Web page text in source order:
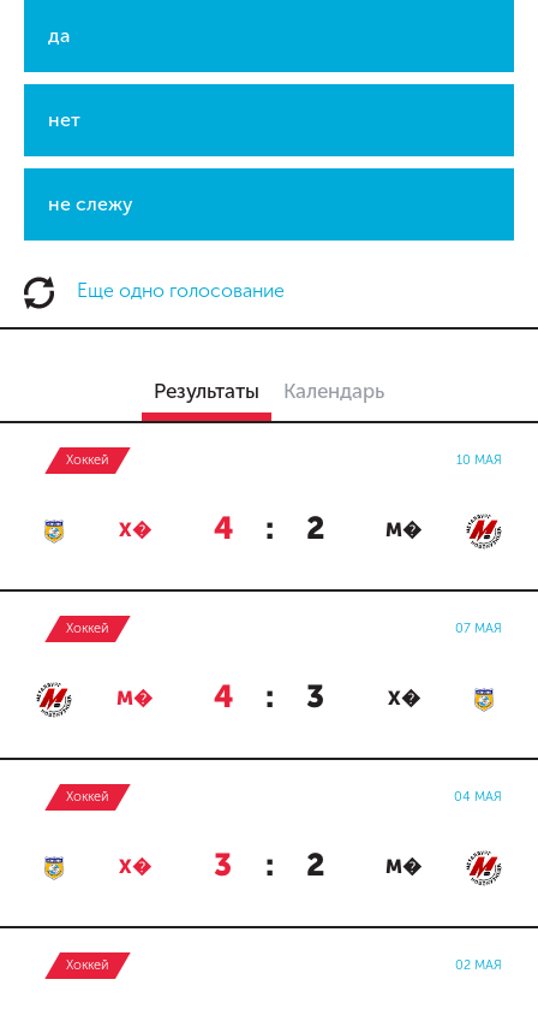
да
нет
не слежу
Еще одно голосование
Результаты Календарь
Хоккей 10 МАЯ
Х� 4 : 2 М�
Хоккей 07 МАЯ
М� 4 : 3 Х�
Хоккей 04 МАЯ
Х� 3 : 2 М�
Хоккей 02 МАЯ